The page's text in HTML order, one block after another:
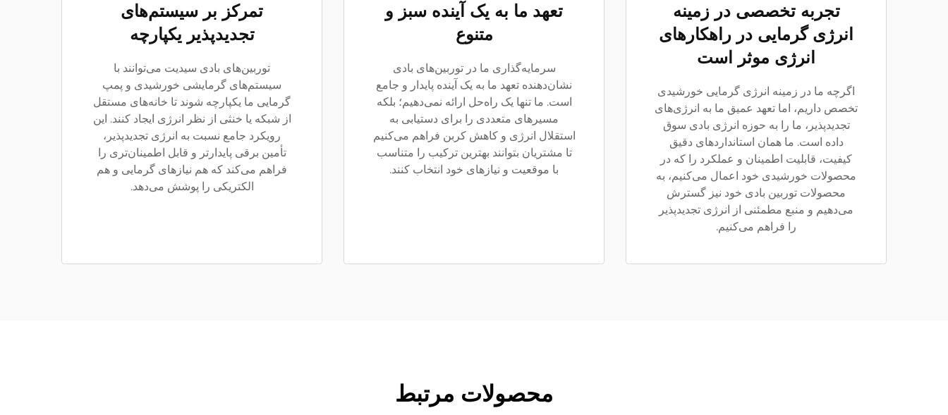
تجربه تخصصی در زمینه
انرژی گرمایی در راهکارهای
انرژی موثر است
اگرچه ما در زمینه انرژی گرمایی خورشیدی
تخصص داریم، اما تعهد عمیق ما به انرژی‌های
تجدیدپذیر، ما را به حوزه انرژی بادی سوق
داده است. ما همان استانداردهای دقیق
کیفیت، قابلیت اطمینان و عملکرد را که در
محصولات خورشیدی خود اعمال می‌کنیم، به
محصولات توربین بادی خود نیز گسترش
می‌دهیم و منبع مطمئنی از انرژی تجدیدپذیر
را فراهم می‌کنیم.
تعهد ما به یک آینده سبز و
متنوع
سرمایه‌گذاری ما در توربین‌های بادی
نشان‌دهنده تعهد ما به یک آینده پایدار و جامع
است. ما تنها یک راه‌حل ارائه نمی‌دهیم؛ بلکه
مسیرهای متعددی را برای دستیابی به
استقلال انرژی و کاهش کربن فراهم می‌کنیم
تا مشتریان بتوانند بهترین ترکیب را متناسب
با موقعیت و نیازهای خود انتخاب کنند.
تمرکز بر سیستم‌های
تجدیدپذیر یکپارچه
توربین‌های بادی سیدیت می‌توانند با
سیستم‌های گرمایشی خورشیدی و پمپ
گرمایی ما یکپارچه شوند تا خانه‌های مستقل
از شبکه یا خنثی از نظر انرژی ایجاد کنند. این
رویکرد جامع نسبت به انرژی تجدیدپذیر،
تأمین برقی پایدارتر و قابل اطمینان‌تری را
فراهم می‌کند که هم نیازهای گرمایی و هم
الکتریکی را پوشش می‌دهد.
محصولات مرتبط